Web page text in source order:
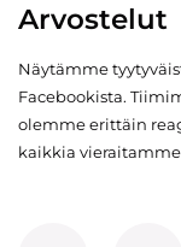
Arvostelut
Näytämme
Facebookista.
olemme erittäin
kaikkia vieraitamme